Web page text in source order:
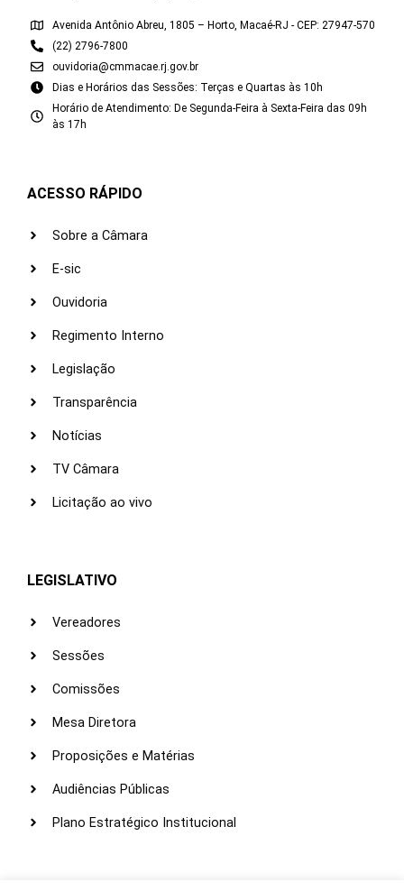
Avenida Antônio Abreu, 1805 – Horto, Macaé-RJ - CEP: 27947-570
(22) 2796-7800
ouvidoria@cmmacae.rj.gov.br
Dias e Horários das Sessões: Terças e Quartas às 10h
Horário de Atendimento: De Segunda-Feira à Sexta-Feira das 09h
às 17h
ACESSO RÁPIDO
Sobre a Câmara
E-sic
Ouvidoria
Regimento Interno
Legislação
Transparência
Notícias
TV Câmara
Licitação ao vivo
LEGISLATIVO
Vereadores
Sessões
Comissões
Mesa Diretora
Proposições e Matérias
Audiências Públicas
Plano Estratégico Institucional